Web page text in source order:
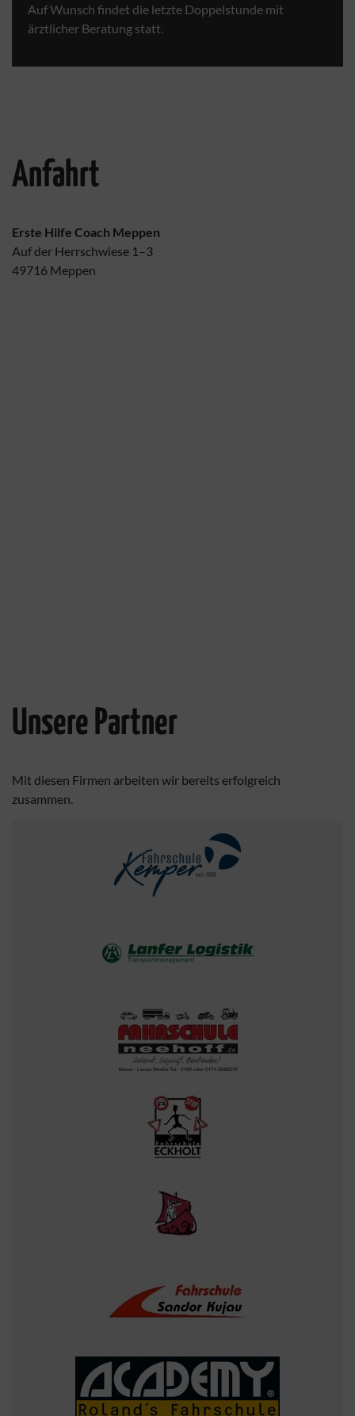
Auf Wunsch findet die letzte Doppelstunde mit
ärztlicher Beratung statt.
Anfahrt
Erste Hilfe Coach Meppen
Auf der Herrschwiese 1–3
49716 Meppen
Unsere Partner
Mit diesen Firmen arbeiten wir bereits erfolgreich
zusammen.